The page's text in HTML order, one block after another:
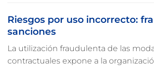
Riesgos por uso incorrecto:
sanciones
La utilización fraudulenta de las
contractuales expone a la